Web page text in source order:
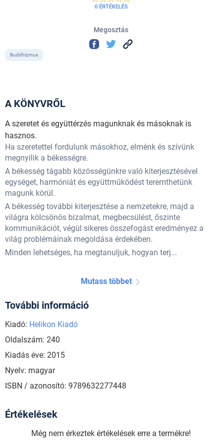
0 ÉRTÉKELÉS
Megosztás
Buddhizmus
A KÖNYVRŐL
A szeretet és együttérzés magunknak és másoknak is
hasznos.
Ha szeretettel fordulunk másokhoz, elménk és szívünk
megnyílik a békességre.
A békesség tágabb közösségünkre való kiterjesztésével
egységet, harmóniát és együttműködést teremthetünk
magunk körül.
A békesség további kiterjesztése a nemzetekre, majd a
világra kölcsönös bizalmat, megbecsülést, őszinte
kommunikációt, végül sikeres összefogást eredményez a
világ problémáinak megoldása érdekében.
Minden lehetséges, ha megtanuljuk, hogyan terj...
Mutass többet
További információ
Kiadó: Helikon Kiadó
Oldalszám: 240
Kiadás éve: 2015
Nyelv: magyar
ISBN / azonosító: 9789632277448
Értékelések
Még nem érkeztek értékelések erre a termékre!